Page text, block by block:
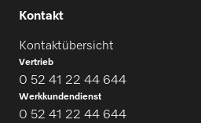
Kontakt
Kontaktübersicht
Vertrieb
0 52 41 22 44 644
Werkkundendienst
0 52 41 22 44 644